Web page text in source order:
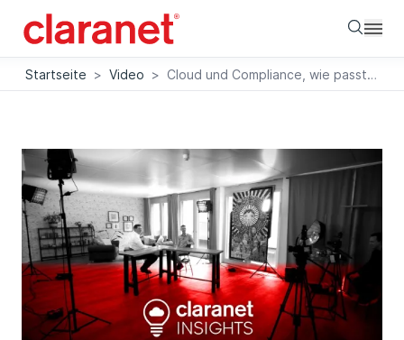
Startseite > Video > Cloud und Compliance, wie passt das zusammen?